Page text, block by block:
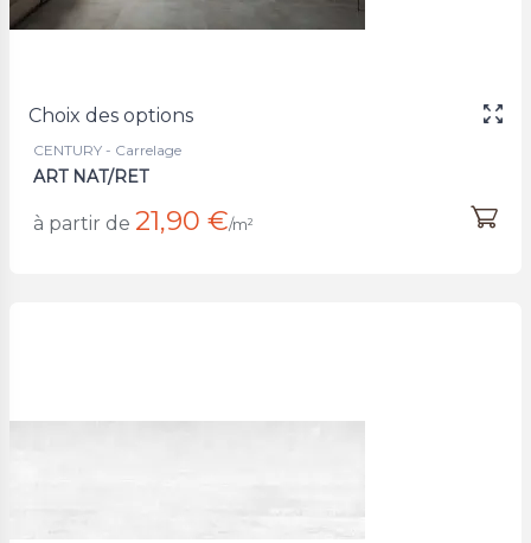
Choix des options
CENTURY - Carrelage
ART NAT/RET
à partir de 21,90 €/m²